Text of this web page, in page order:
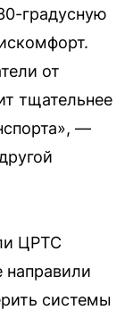
градусную
от
тщательнее
—
ЦРТС
направили
системы